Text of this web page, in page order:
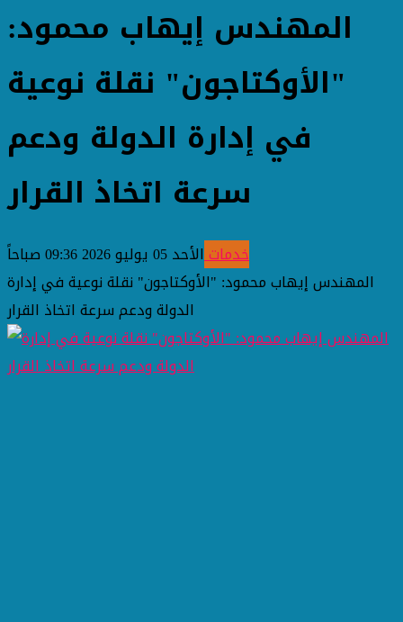
المهندس إيهاب محمود:
"الأوكتاجون" نقلة نوعية
في إدارة الدولة ودعم
سرعة اتخاذ القرار
خدماتالأحد 05 يوليو 2026 09:36 صباحاً
المهندس إيهاب محمود: "الأوكتاجون" نقلة نوعية في إدارة
الدولة ودعم سرعة اتخاذ القرار